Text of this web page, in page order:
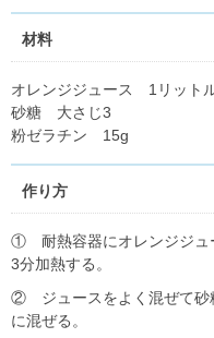
材料
オレンジジュース 1リット
砂糖 大さじ3
粉ゼラチン 15g
作り方
① 耐熱容器にオレンジジュ
3分加熱する。
② ジュースをよく混ぜて砂
に混ぜる。